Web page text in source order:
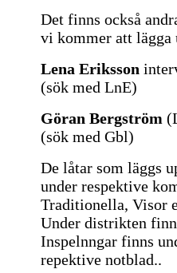
Det finns också
vi kommer att lägga
Lena Eriksson
(sök med LnE)
Göran Bergström
(sök med Gbl)
De låtar som läggs
under respektive
Traditionella, Visor
Under distrikten
Inspelnngar finns
repektive notblad..